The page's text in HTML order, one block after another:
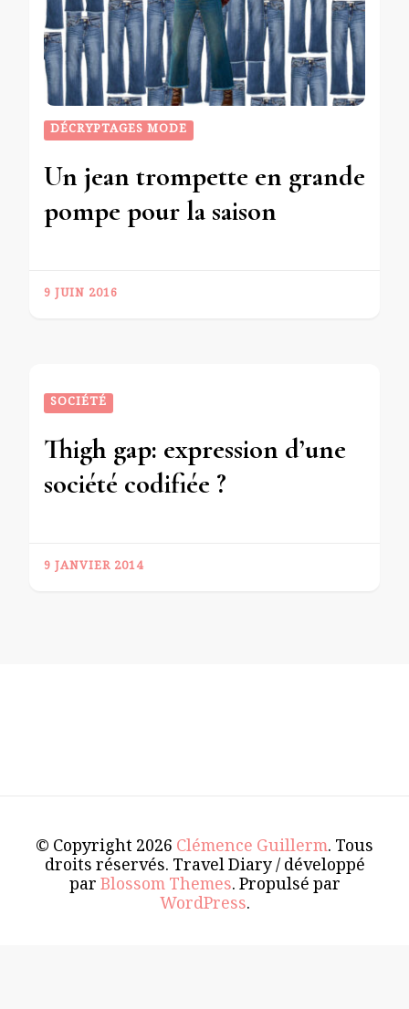
DÉCRYPTAGES MODE
Un jean trompette en grande
pompe pour la saison
9 JUIN 2016
SOCIÉTÉ
Thigh gap: expression d’une
société codifiée ?
9 JANVIER 2014
© Copyright 2026 Clémence Guillerm. Tous
droits réservés. Travel Diary / développé
parBlossom Themes. Propulsé par
WordPress.